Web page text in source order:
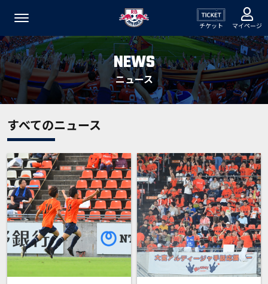
チケット マイページ
NEWS
ニュース
すべてのニュース